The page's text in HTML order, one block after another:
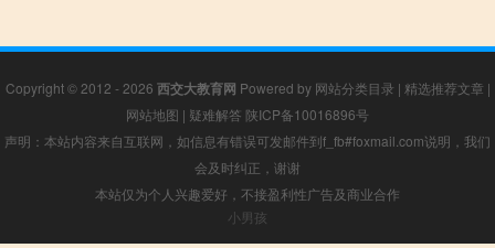
Copyright © 2012 - 2026 西交大教育网 Powered by 网站分类目录 | 精选推荐文章 |
网站地图 | 疑难解答 陕ICP备10016896号
声明：本站内容来自互联网，如信息有错误可发邮件到f_fb#foxmail.com说明，我们
会及时纠正，谢谢
本站仅为个人兴趣爱好，不接盈利性广告及商业合作
小男孩